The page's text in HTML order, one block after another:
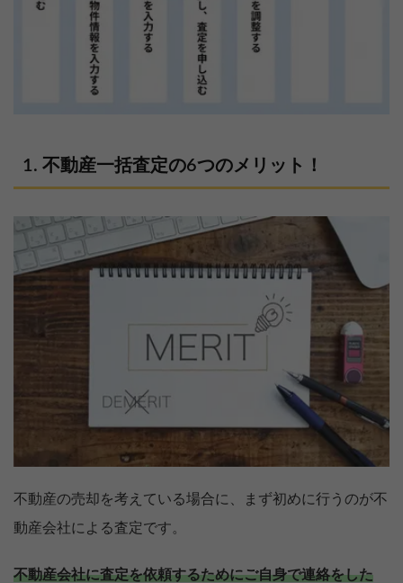
不動産一括査定の6つのメリット！
不動産の売却を考えている場合に、まず初めに行うのが不
動産会社による査定です。
不動産会社に査定を依頼するためにご自身で連絡をした